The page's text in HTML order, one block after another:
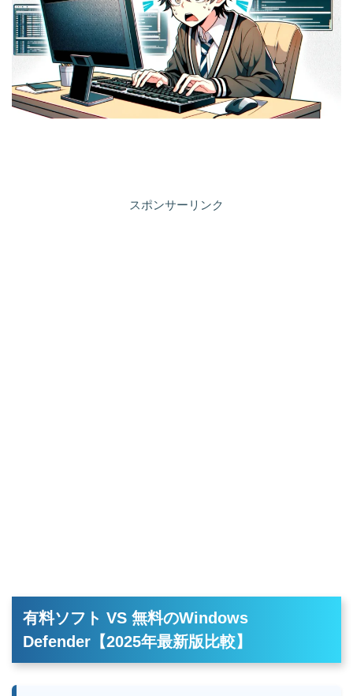
スポンサーリンク
有料ソフト VS 無料のWindows
Defender【2025年最新版比較】